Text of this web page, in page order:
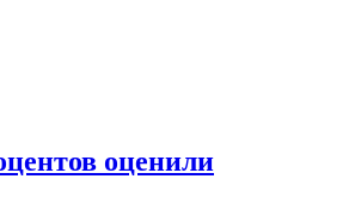
оценили